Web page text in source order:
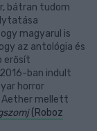
bátran tudom
magyarul is
az antológia és
erősít
ban indult
horror
Aether mellett
(Roboz